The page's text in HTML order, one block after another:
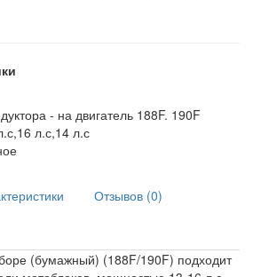
- на двигатель 188F. 190F
л.с,14 л.с
Отзывов (0)
(бумажный) (188F/190F) подходит